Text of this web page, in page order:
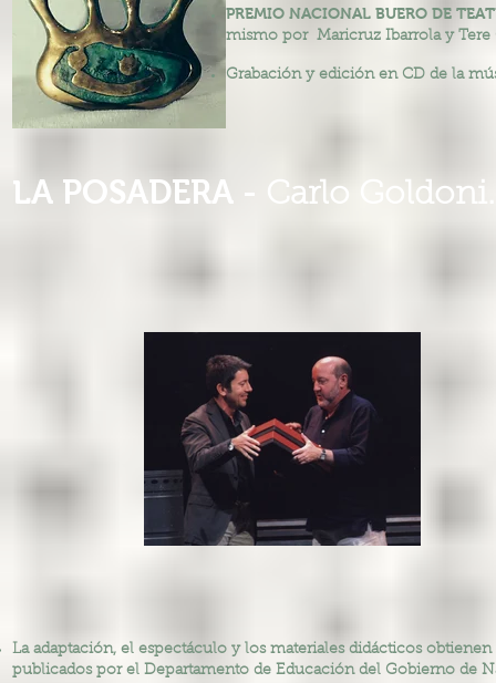
PREMIO NACIONAL BUERO DE
mismo por Maricruz Ibarrola y Tere
Grabación y edición en CD de la
LA POSADERA - Carlo Goldoni.
La adaptación, el espectáculo y los materiales didácticos obtienen
publicados por el Departamento de Educación del Gobierno de